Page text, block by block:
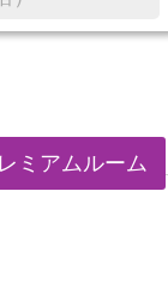
ミアムルーム